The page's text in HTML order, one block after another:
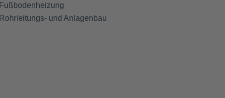
Fußbodenheizung
Rohrleitungs- und Anlagenbau